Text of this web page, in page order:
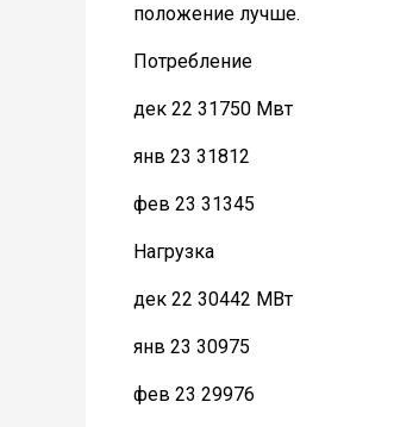
положение лучше.
Потребление
дек 22 31750 Мвт
янв 23 31812
фев 23 31345
Нагрузка
дек 22 30442 МВт
янв 23 30975
фев 23 29976